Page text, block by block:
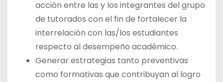
acción entre las y los integrantes del grupo
de tutorados con el fin de fortalecer la
interrelación con las/los estudiantes
respecto al desempeño académico.
Generar estrategias tanto preventivas
como formativas que contribuyan al logro